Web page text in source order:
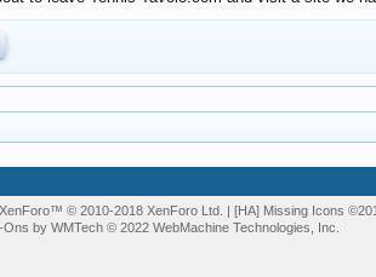
© 2010-2018 XenForo Ltd. | [HA] Missing Icons
Ons by WMTech © 2022 WebMachine Technologies, Inc.